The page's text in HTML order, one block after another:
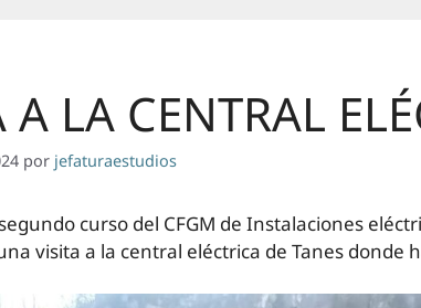
A LA CENTRAL
por jefaturaestudios
curso del CFGM de Instalaciones
visita a la central eléctrica de Tanes